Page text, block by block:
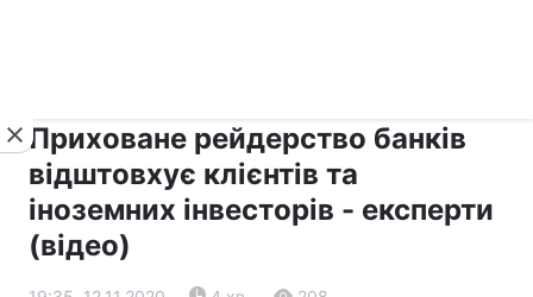
Приховане рейдерство банків
відштовхує клієнтів та
іноземних інвесторів - експерти
(відео)